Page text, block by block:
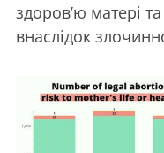
здоров’ю матері
внаслідок